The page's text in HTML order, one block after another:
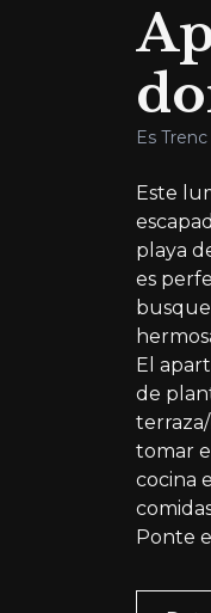
Es Trenc
Este
playa
es
El
de
tomar
cocina
Ponte